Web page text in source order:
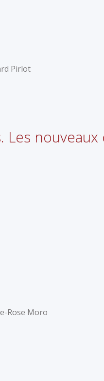
Pirlot
Rose Moro